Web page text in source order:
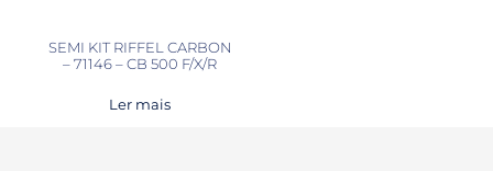
SEMI KIT RIFFEL CARBON
– 71146 – CB 500 F/X/R
Ler mais